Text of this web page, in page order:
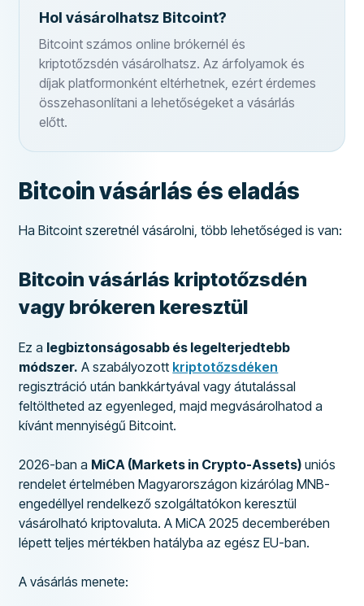
Hol vásárolhatsz Bitcoint?
Bitcoint számos online brókernél és
kriptotőzsdén vásárolhatsz. Az árfolyamok és
díjak platformonként eltérhetnek, ezért érdemes
összehasonlítani a lehetőségeket a vásárlás
előtt.
Bitcoin vásárlás és eladás
Ha Bitcoint szeretnél vásárolni, több lehetőséged is van:
Bitcoin vásárlás kriptotőzsdén
vagy brókeren keresztül
Ez a legbiztonságosabb és legelterjedtebb
módszer. A szabályozott kriptotőzsdéken
regisztráció után bankkártyával vagy átutalással
feltöltheted az egyenleged, majd megvásárolhatod a
kívánt mennyiségű Bitcoint.
2026-ban a MiCA (Markets in Crypto-Assets) uniós
rendelet értelmében Magyarországon kizárólag MNB-
engedéllyel rendelkező szolgáltatókon keresztül
vásárolható kriptovaluta. A MiCA 2025 decemberében
lépett teljes mértékben hatályba az egész EU-ban.
A vásárlás menete: